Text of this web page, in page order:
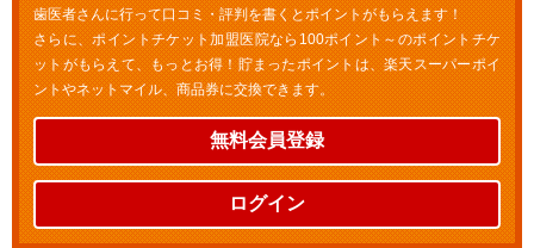
歯医者さんに行って口コミ・評判を書くとポイントがもらえます！
さらに、ポイントチケット加盟医院なら100ポイント～のポイントチケ
ットがもらえて、もっとお得！貯まったポイントは、楽天スーパーポイ
ントやネットマイル、商品券に交換できます。
無料会員登録
ログイン